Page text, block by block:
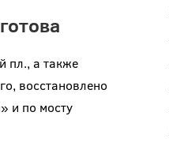
пл., а также
восстановлено
и по мосту